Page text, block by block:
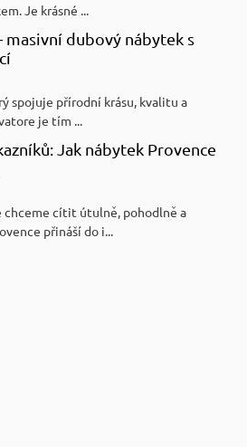
Je krásné ...
masivní dubový nábytek s
spojuje přírodní krásu, kvalitu a
je tím ...
Jak nábytek Provence
chceme cítit útulně, pohodlně a
přináší do i...